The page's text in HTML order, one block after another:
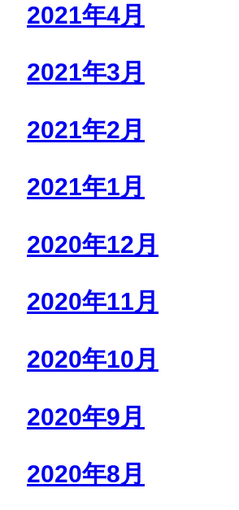
2021年4月
2021年3月
2021年2月
2021年1月
2020年12月
2020年11月
2020年10月
2020年9月
2020年8月